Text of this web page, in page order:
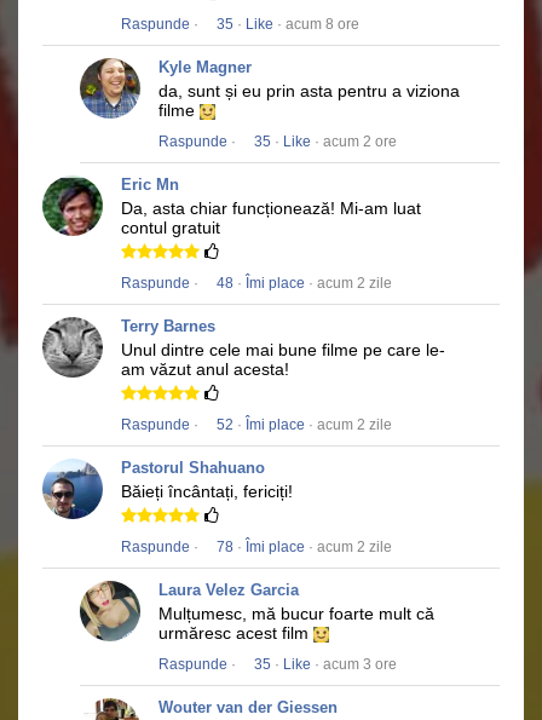
Raspunde · 35 · Like · acum 8 ore
Kyle Magner
da, sunt și eu prin asta pentru a viziona
filme
Raspunde · 35 · Like · acum 2 ore
Eric Mn
Da, asta chiar funcționează! Mi-am luat
contul gratuit
Raspunde · 48 · Îmi place · acum 2 zile
Terry Barnes
Unul dintre cele mai bune filme pe care le-
am văzut anul acesta!
Raspunde · 52 · Îmi place · acum 2 zile
Pastorul Shahuano
Băieți încântați, fericiți!
Raspunde · 78 · Îmi place · acum 2 zile
Laura Velez Garcia
Mulțumesc, mă bucur foarte mult că
urmăresc acest film
Raspunde · 35 · Like · acum 3 ore
Wouter van der Giessen